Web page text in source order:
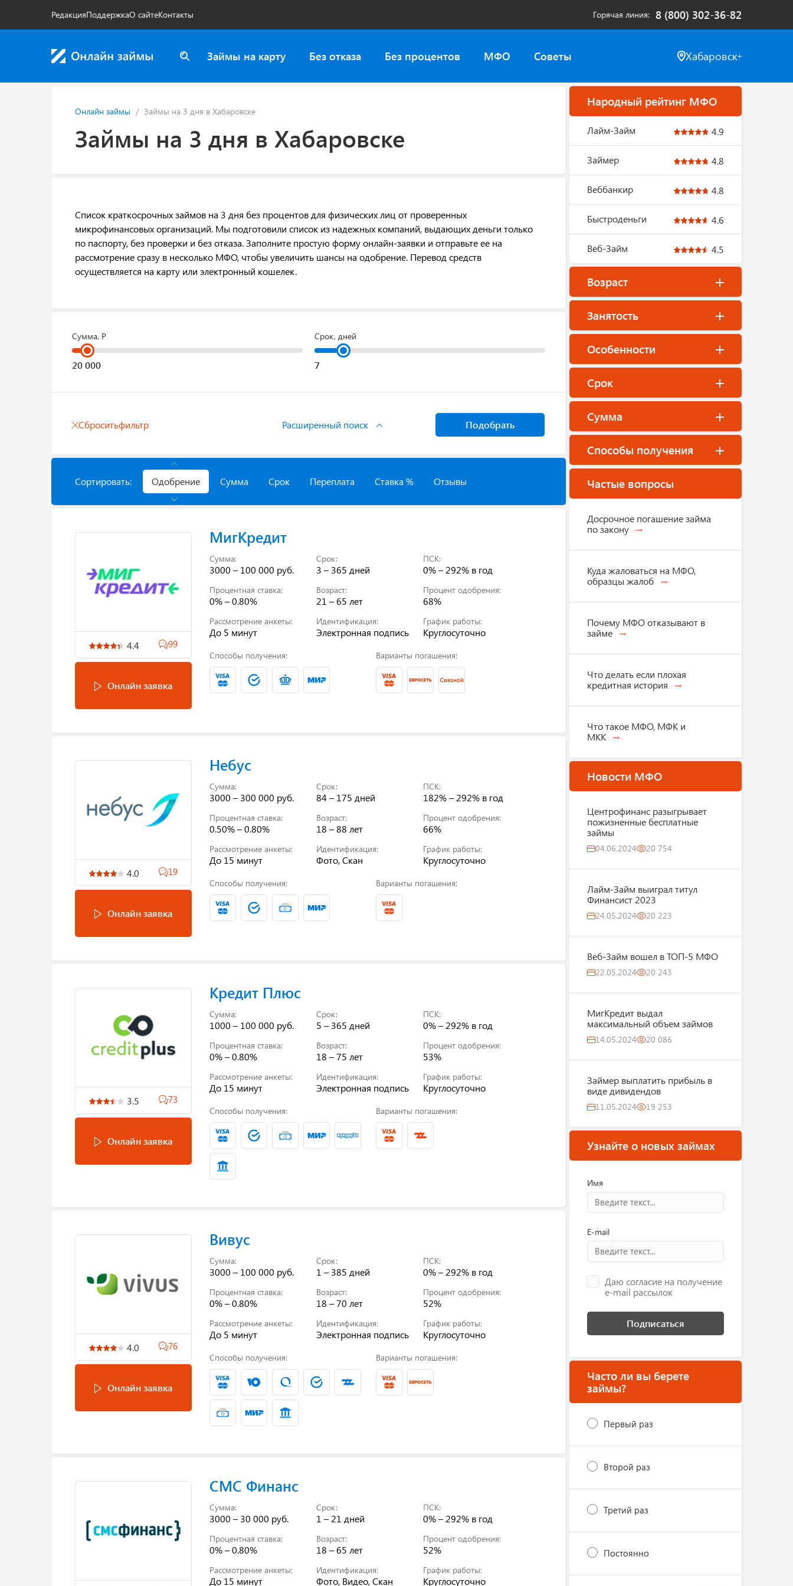
РедакцияПоддержкаО сайтеКонтакты Горячая линия 8 (800) 302-36-82
Займы на карту Без отказа Без процентов МФО Советы Хабаровск
Онлайн займы Займы на 3 дня в Хабаровске
Займы на 3 дня в Хабаровске
Список краткосрочных займов на 3 дня без процентов для физических лиц от проверенных
микрофинансовых организаций. Мы подготовили список из надежных компаний, выдающих деньги только
по паспорту, без проверки и без отказа. Заполните простую форму онлайн-заявки и отправьте ее на
рассмотрение сразу в несколько МФО, чтобы увеличить шансы на одобрение. Перевод средств
осуществляется на карту или электронный кошелек.
Сумма, Р Срок, дней
Сброситьфильтр Расширенный поиск Подобрать
Сортировать: Одобрение Сумма Срок Переплата Ставка % Отзывы
4.4 99
Онлайн заявка
МигКредит
Сумма:
3000 – 100 000 руб.
Срок:
3 – 365 дней
ПСК:
0% – 292% в год
Процентная ставка:
0% – 0.80%
Возраст:
21 – 65 лет
Процент одобрения:
68%
Рассмотрение анкеты:
До 5 минут
Идентификация:
Электронная подпись
График работы:
Круглосуточно
Способы получения: Варианты погашения:
4.0 19
Онлайн заявка
Небус
Сумма:
3000 – 300 000 руб.
Срок:
84 – 175 дней
ПСК:
182% – 292% в год
Процентная ставка:
0.50% – 0.80%
Возраст:
18 – 88 лет
Процент одобрения:
66%
Рассмотрение анкеты:
До 15 минут
Идентификация:
Фото, Скан
График работы:
Круглосуточно
Способы получения: Варианты погашения:
3.5 73
Онлайн заявка
Кредит Плюс
Сумма:
1000 – 100 000 руб.
Срок:
5 – 365 дней
ПСК:
0% – 292% в год
Процентная ставка:
0% – 0.80%
Возраст:
18 – 75 лет
Процент одобрения:
53%
Рассмотрение анкеты:
До 15 минут
Идентификация:
Электронная подпись
График работы:
Круглосуточно
Способы получения: Варианты погашения:
4.0 76
Онлайн заявка
Вивус
Сумма:
3000 – 100 000 руб.
Срок:
1 – 385 дней
ПСК:
0% – 292% в год
Процентная ставка:
0% – 0.80%
Возраст:
18 – 70 лет
Процент одобрения:
52%
Рассмотрение анкеты:
До 5 минут
Идентификация:
Электронная подпись
График работы:
Круглосуточно
Способы получения: Варианты погашения:
СМС Финанс
Сумма:
3000 – 30 000 руб.
Срок:
1 – 21 дней
ПСК:
0% – 292% в год
Процентная ставка:
0% – 0.80%
Возраст:
18 – 65 лет
Процент одобрения:
52%
Рассмотрение анкеты:
До 15 минут
Идентификация:
Фото, Видео, Скан
График работы:
Круглосуточно
Народный рейтинг МФО
Лайм-Займ 4.9
Займер 4.8
Веббанкир 4.8
Быстроденьги 4.6
Веб-Займ 4.5
Возраст
Занятость
Особенности
Срок
Сумма
Способы получения
Частые вопросы
Досрочное погашение займа
по закону
Куда жаловаться на МФО,
образцы жалоб
Почему МФО отказывают в
займе
Что делать если плохая
кредитная история
Что такое МФО, МФК и
МКК
Новости МФО
Центрофинанс разыгрывает
пожизненные бесплатные
займы
04.06.2024 20 754
Лайм-Займ выиграл титул
Финансист 2023
24.05.2024 20 223
Веб-Займ вошел в ТОП-5 МФО
22.05.2024 20 243
МигКредит выдал
максимальный объем займов
14.05.2024 20 086
Займер выплатить прибыль в
виде дивидендов
11.05.2024 19 253
Узнайте о новых займах
Имя
E-mail
Даю согласие на получение
e-mail рассылок
Подписаться
Часто ли вы берете
займы?
Первый раз
Второй раз
Третий раз
Постоянно